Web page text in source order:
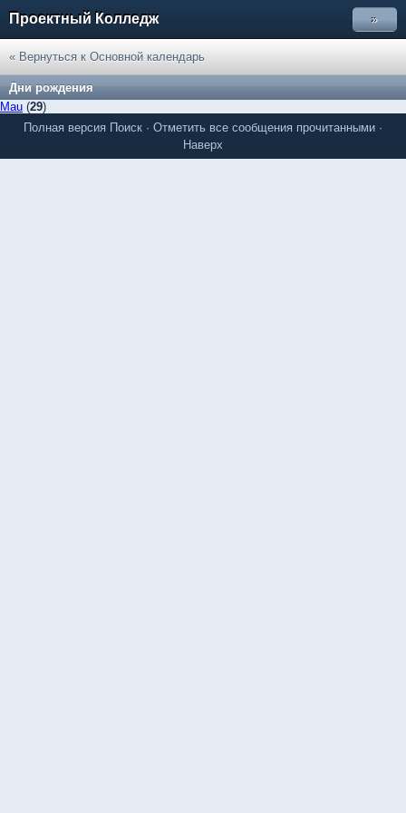
Проектный Колледж »
« Вернуться к Основной календарь
Дни рождения
Mau (29)
Полная версия Поиск · Отметить все сообщения прочитанными ·
Наверх